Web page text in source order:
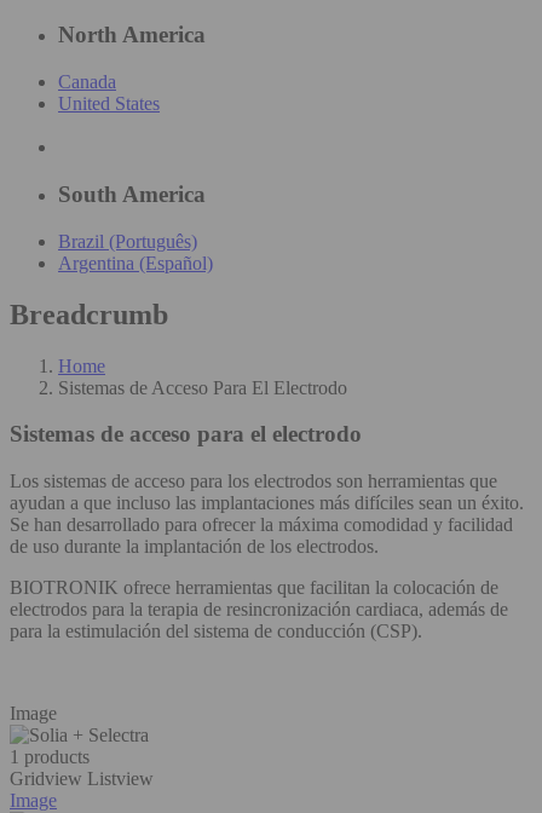
North America
Canada
United States
South America
Brazil (Português)
Argentina (Español)
Breadcrumb
Home
Sistemas de Acceso Para El Electrodo
Sistemas de acceso para el electrodo
Los sistemas de acceso para los electrodos son herramientas que
ayudan a que incluso las implantaciones más difíciles sean un éxito.
Se han desarrollado para ofrecer la máxima comodidad y facilidad
de uso durante la implantación de los electrodos.​
BIOTRONIK ofrece herramientas que facilitan la colocación de
electrodos para la terapia de resincronización cardiaca, además de
para la estimulación del sistema de conducción (CSP).
Image
1 products
Gridview Listview
Image